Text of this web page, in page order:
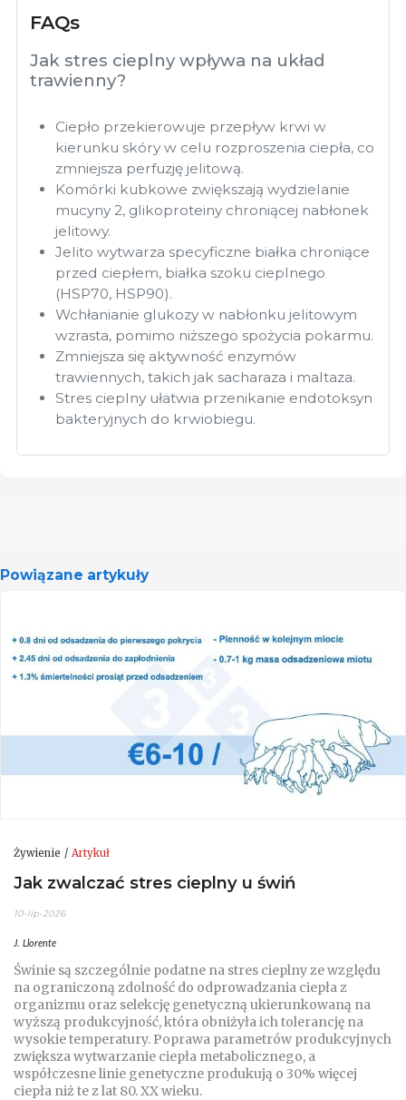
FAQs
Jak stres cieplny wpływa na układ
trawienny?
Ciepło przekierowuje przepływ krwi w
kierunku skóry w celu rozproszenia ciepła, co
zmniejsza perfuzję jelitową.
Komórki kubkowe zwiększają wydzielanie
mucyny 2, glikoproteiny chroniącej nabłonek
jelitowy.
Jelito wytwarza specyficzne białka chroniące
przed ciepłem, białka szoku cieplnego
(HSP70, HSP90).
Wchłanianie glukozy w nabłonku jelitowym
wzrasta, pomimo niższego spożycia pokarmu.
Zmniejsza się aktywność enzymów
trawiennych, takich jak sacharaza i maltaza.
Stres cieplny ułatwia przenikanie endotoksyn
bakteryjnych do krwiobiegu.
Powiązane artykuły
Żywienie Artykuł
Jak zwalczać stres cieplny u świń
10-lip-2026
J. Llorente
Świnie są szczególnie podatne na stres cieplny ze względu
na ograniczoną zdolność do odprowadzania ciepła z
organizmu oraz selekcję genetyczną ukierunkowaną na
wyższą produkcyjność, która obniżyła ich tolerancję na
wysokie temperatury. Poprawa parametrów produkcyjnych
zwiększa wytwarzanie ciepła metabolicznego, a
współczesne linie genetyczne produkują o 30% więcej
ciepła niż te z lat 80. XX wieku.